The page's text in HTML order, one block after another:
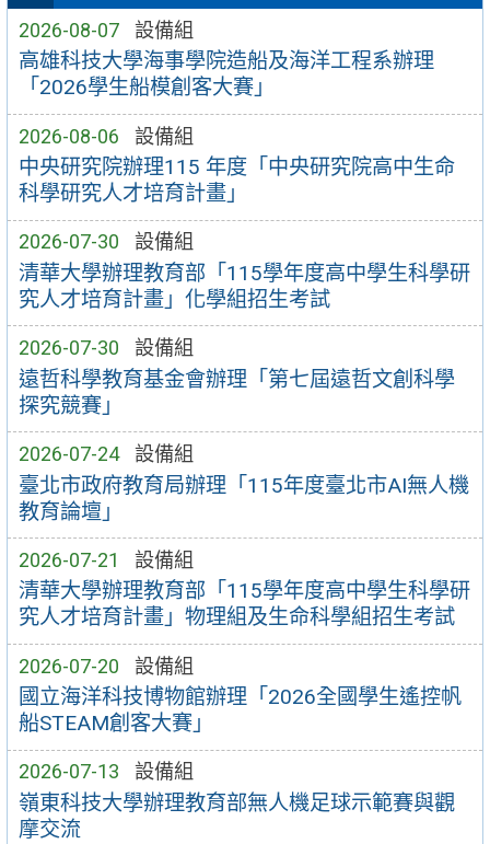
2026-08-07 設備組
高雄科技大學海事學院造船及海洋工程系辦理
「2026學生船模創客大賽」
2026-08-06 設備組
中央研究院辦理115 年度「中央研究院高中生命
科學研究人才培育計畫」
2026-07-30 設備組
清華大學辦理教育部「115學年度高中學生科學研
究人才培育計畫」化學組招生考試
2026-07-30 設備組
遠哲科學教育基金會辦理「第七屆遠哲文創科學
探究競賽」
2026-07-24 設備組
臺北市政府教育局辦理「115年度臺北市AI無人機
教育論壇」
2026-07-21 設備組
清華大學辦理教育部「115學年度高中學生科學研
究人才培育計畫」物理組及生命科學組招生考試
2026-07-20 設備組
國立海洋科技博物館辦理「2026全國學生遙控帆
船STEAM創客大賽」
2026-07-13 設備組
嶺東科技大學辦理教育部無人機足球示範賽與觀
摩交流